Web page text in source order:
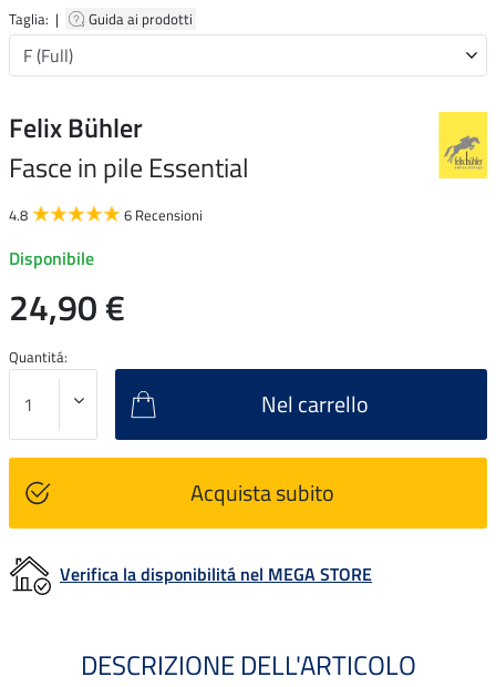
Taglia: | Guida ai prodotti
Felix Bühler
Fasce in pile Essential
4.8 6 Recensioni
Disponibile
24,90 €
Quantitá:
Nel carrello
Acquista subito
Verifica la disponibilitá nel MEGA STORE
DESCRIZIONE DELL'ARTICOLO